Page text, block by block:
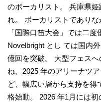
のボーカリスト。 兵庫県
れ。 ボーカリストでありな
「国際口笛大会」では二度
Novelbright とし ては国内
億回を突破。 大型フェス
ね、2025 年のアリーナツ
ど、幅広い層から支持を得
格始動。 2026 年1月には